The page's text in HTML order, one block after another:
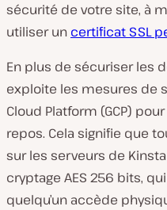
sécurité de votre site, à
utiliser un certificat SSL
En plus de sécuriser les
exploite les mesures de
Cloud Platform (GCP)
repos. Cela signifie que
sur les serveurs de
cryptage AES 256 bits,
quelqu’un accède